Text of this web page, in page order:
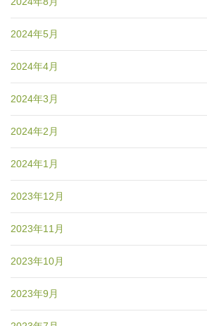
2024年5月
2024年4月
2024年3月
2024年2月
2024年1月
2023年12月
2023年11月
2023年10月
2023年9月